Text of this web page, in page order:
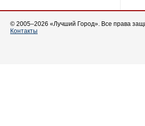
© 2005–2026 «Лучший Город». Все права
Контакты